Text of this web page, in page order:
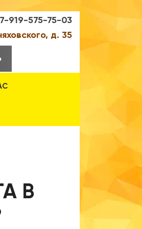
919-575-75-03
д. 35
В